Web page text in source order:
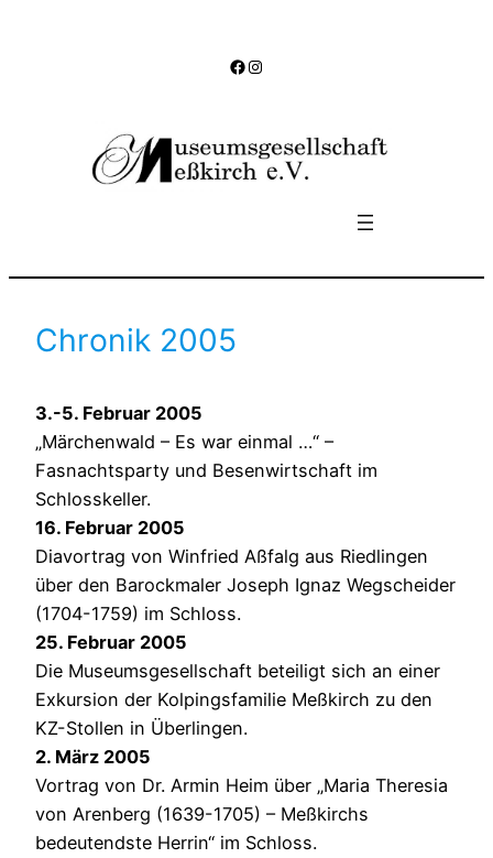
Facebook
Instagram
Chronik 2005
3.-5. Februar 2005
„Märchenwald – Es war einmal …“ –
Fasnachtsparty und Besenwirtschaft im
Schlosskeller.
16. Februar 2005
Diavortrag von Winfried Aßfalg aus Riedlingen
über den Barockmaler Joseph Ignaz Wegscheider
(1704-1759) im Schloss.
25. Februar 2005
Die Museumsgesellschaft beteiligt sich an einer
Exkursion der Kolpingsfamilie Meßkirch zu den
KZ-Stollen in Überlingen.
2. März 2005
Vortrag von Dr. Armin Heim über „Maria Theresia
von Arenberg (1639-1705) – Meßkirchs
bedeutendste Herrin“ im Schloss.